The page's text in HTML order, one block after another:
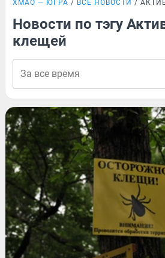
ХМАО — ЮГРА ВСЕ НОВОСТИ
Новости по тэгу
клещей